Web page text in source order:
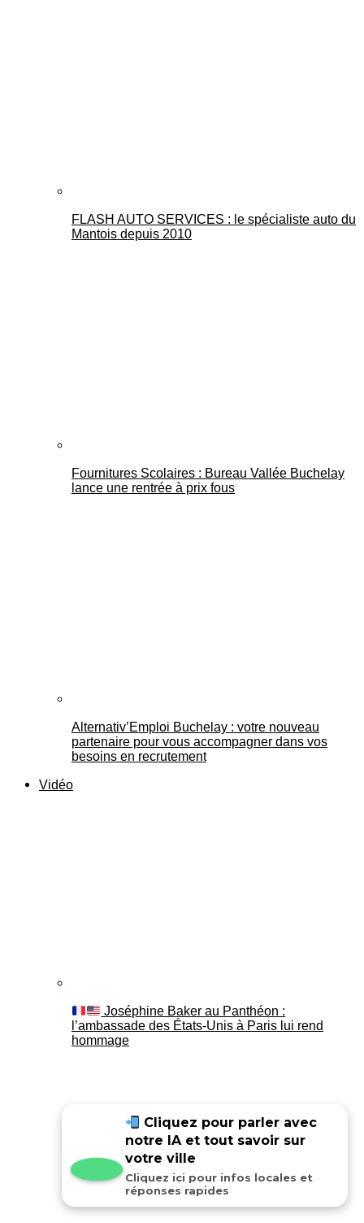
FLASH AUTO SERVICES : le spécialiste auto du
Mantois depuis 2010
Fournitures Scolaires : Bureau Vallée Buchelay
lance une rentrée à prix fous
Alternativ’Emploi Buchelay : votre nouveau
partenaire pour vous accompagner dans vos
besoins en recrutement
Vidéo
Joséphine Baker au Panthéon :
l’ambassade des États-Unis à Paris lui rend
hommage
Cliquez pour parler avec
notre IA et tout savoir sur
votre ville
Cliquez ici pour infos locales et
réponses rapides